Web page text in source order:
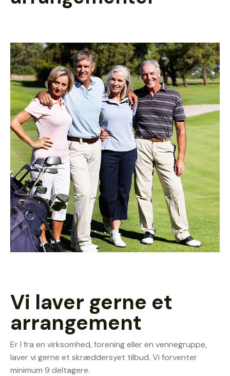
Vi laver gerne et
arrangement
Er I fra en virksomhed, forening eller en vennegruppe,
laver vi gerne et skræddersyet tilbud. Vi forventer
minimum 9 deltagere.